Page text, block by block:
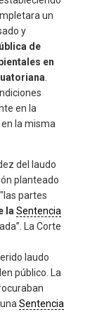
un
y
de
en
en la
la misma
del laudo
planteado
partes
laSentencia
La Corte
laudo
público. La
unaSentencia